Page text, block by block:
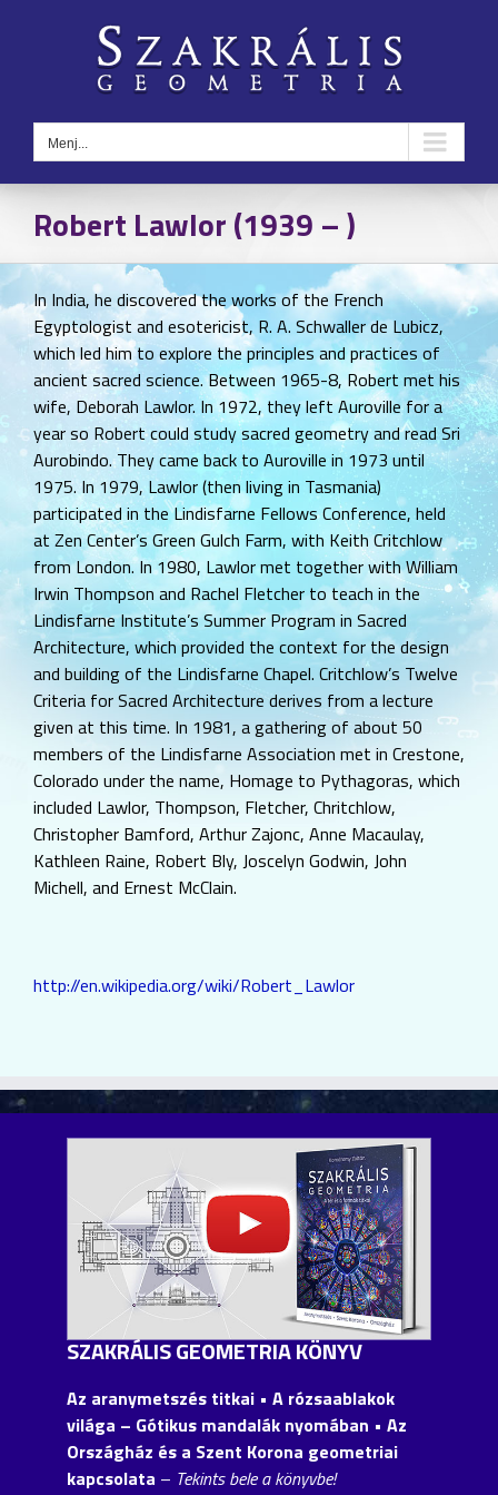
Menj...
Robert Lawlor (1939 – )
In India, he discovered the works of the French
Egyptologist and esotericist, R. A. Schwaller de Lubicz,
which led him to explore the principles and practices of
ancient sacred science. Between 1965-8, Robert met his
wife, Deborah Lawlor. In 1972, they left Auroville for a
year so Robert could study sacred geometry and read Sri
Aurobindo. They came back to Auroville in 1973 until
1975. In 1979, Lawlor (then living in Tasmania)
participated in the Lindisfarne Fellows Conference, held
at Zen Center’s Green Gulch Farm, with Keith Critchlow
from London. In 1980, Lawlor met together with William
Irwin Thompson and Rachel Fletcher to teach in the
Lindisfarne Institute’s Summer Program in Sacred
Architecture, which provided the context for the design
and building of the Lindisfarne Chapel. Critchlow’s Twelve
Criteria for Sacred Architecture derives from a lecture
given at this time. In 1981, a gathering of about 50
members of the Lindisfarne Association met in Crestone,
Colorado under the name, Homage to Pythagoras, which
included Lawlor, Thompson, Fletcher, Chritchlow,
Christopher Bamford, Arthur Zajonc, Anne Macaulay,
Kathleen Raine, Robert Bly, Joscelyn Godwin, John
Michell, and Ernest McClain.
http://en.wikipedia.org/wiki/Robert_Lawlor
SZAKRÁLIS GEOMETRIA KÖNYV
Az aranymetszés titkai • A rózsaablakok
világa – Gótikus mandalák nyomában • Az
Országház és a Szent Korona geometriai
kapcsolata – Tekints bele a könyvbe!